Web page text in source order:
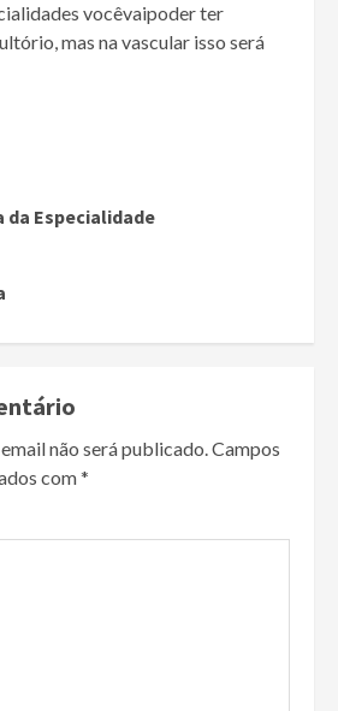
vocêvaipoder ter
mas na vascular isso será
da Especialidade
não será publicado.Campos
com*